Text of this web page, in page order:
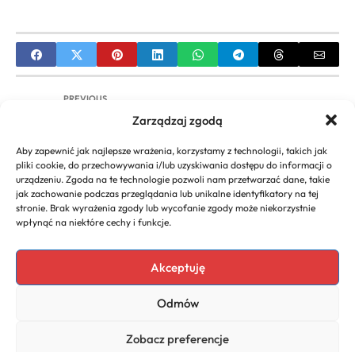
Zarządzaj zgodą
Aby zapewnić jak najlepsze wrażenia, korzystamy z technologii, takich jak
pliki cookie, do przechowywania i/lub uzyskiwania dostępu do informacji o
urządzeniu. Zgoda na te technologie pozwoli nam przetwarzać dane, takie
jak zachowanie podczas przeglądania lub unikalne identyfikatory na tej
stronie. Brak wyrażenia zgody lub wycofanie zgody może niekorzystnie
wpłynąć na niektóre cechy i funkcje.
Akceptuję
Odmów
Zobacz preferencje
PREVIOUS
InPost dla firm – Przewodnik po Usługach
NEXT
Strategie Innowacji w Biznesie: Wdrażanie i
Przewaga Konkurencyjna
Copyright 2026. All rights